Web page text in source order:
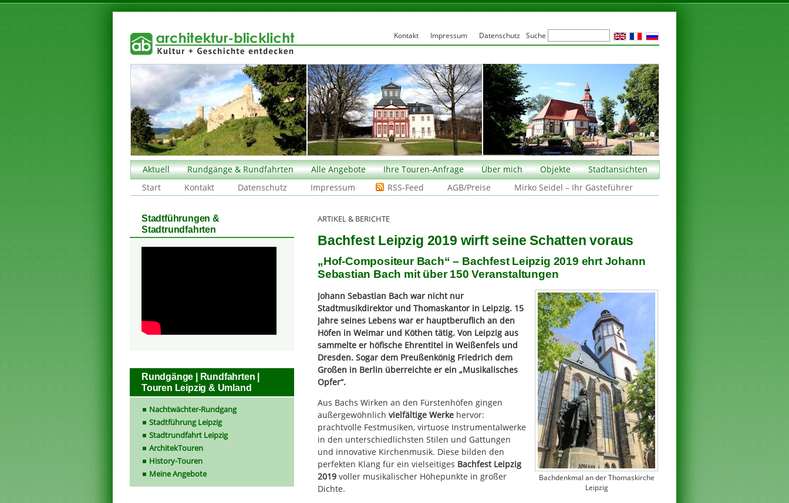
Aktuell Rundgänge & Rundfahrten Alle Angebote Ihre Touren-Anfrage Über mich Objekte
Stadtansichten
Start
Kontakt Datenschutz Impressum RSS-Feed AGB/Preise Mirko Seidel – Ihr Gästeführer
ARTIKEL & BERICHTE
Bachfest Leipzig 2019 wirft seine Schatten voraus
„Hof-Compositeur Bach“ – Bachfest Leipzig 2019 ehrt Johann
Sebastian Bach mit über 150 Veranstaltungen
Bachdenkmal an der Thomaskirche
Leipzig
Johann Sebastian Bach war nicht nur
Stadtmusikdirektor und Thomaskantor in Leipzig. 15
Jahre seines Lebens war er hauptberuflich an den
Höfen in Weimar und Köthen tätig. Von Leipzig aus
sammelte er höfische Ehrentitel in Weißenfels und
Dresden. Sogar dem Preußenkönig Friedrich dem
Großen in Berlin überreichte er ein „Musikalisches
Opfer“.
Aus Bachs Wirken an den Fürstenhöfen gingen
außergewöhnlich vielfältige Werke hervor:
prachtvolle Festmusiken, virtuose Instrumentalwerke
in den unterschiedlichsten Stilen und Gattungen
und innovative Kirchenmusik. Diese bilden den
perfekten Klang für ein vielseitiges Bachfest Leipzig
2019 voller musikalischer Höhepunkte in großer
Dichte.
Stadtführungen &
Stadtrundfahrten
Rundgänge | Rundfahrten |
Touren Leipzig & Umland
Nachtwächter-Rundgang
Stadtführung Leipzig
Stadtrundfahrt Leipzig
ArchitekTouren
History-Touren
Meine Angebote
Kontakt Impressum Datenschutz Suche